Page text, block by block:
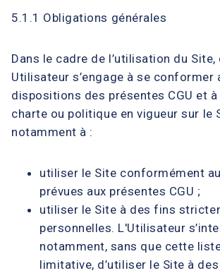
5.1.1 Obligations générales
Dans le cadre de l’utilisation du Site,
Utilisateur s’engage à se conformer
dispositions des présentes CGU et
charte ou politique en vigueur sur le
notamment à :
utiliser le Site conformément
prévues aux présentes CGU ;
utiliser le Site à des fins
personnelles. L'Utilisateur
notamment, sans que cette
limitative, d’utiliser le Site à